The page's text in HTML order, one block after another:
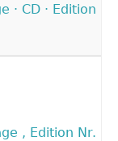
· CD · Edition
, Edition Nr.